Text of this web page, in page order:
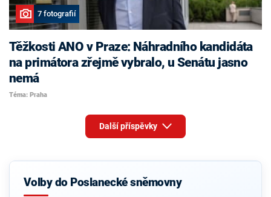
7 fotografií
Těžkosti ANO v Praze: Náhradního kandidáta
na primátora zřejmě vybralo, u Senátu jasno
nemá
Téma: Praha
Další příspěvky
Volby do Poslanecké sněmovny